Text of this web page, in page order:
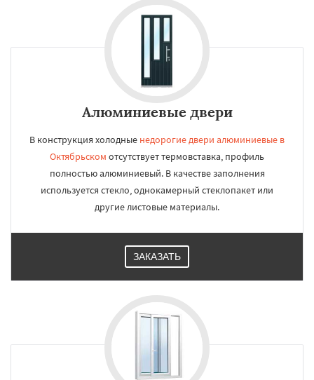
Алюминиевые двери
В конструкция холодные недорогие двери алюминиевые в
Октябрьском отсутствует термовставка, профиль
полностью алюминиевый. В качестве заполнения
используется стекло, однокамерный стеклопакет или
другие листовые материалы.
ЗАКАЗАТЬ